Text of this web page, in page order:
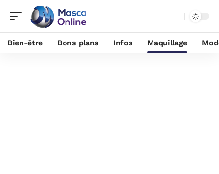
Bien-être Bons plans Infos Maquillage